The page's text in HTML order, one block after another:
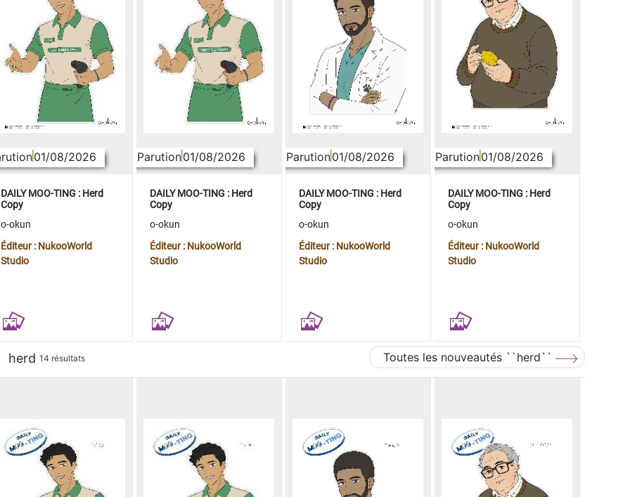
01/08/2026
DAILY MOO-TING : Herd
Copy
o-okun
Éditeur : NukooWorld
Studio
Parution01/08/2026
DAILY MOO-TING : Herd
Copy
o-okun
Éditeur : NukooWorld
Studio
Parution01/08/2026
DAILY MOO-TING : Herd
Copy
o-okun
Éditeur : NukooWorld
Studio
Parution01/08/2026
DAILY MOO-TING : Herd
Copy
o-okun
Éditeur : NukooWorld
Studio
herd 14 résultats Toutes les nouveautés ``herd``